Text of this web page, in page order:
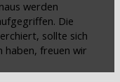
werden
Die
sollte sich
haben, freuen wir